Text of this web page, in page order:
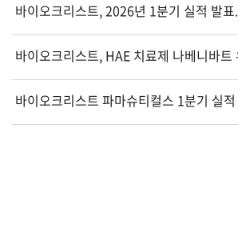
바이오크리스트, 2026년 1분기 실적 발
바이오크리스트, HAE 치료제 나베니바
바이오크리스트 파마슈티컬스 1분기 실